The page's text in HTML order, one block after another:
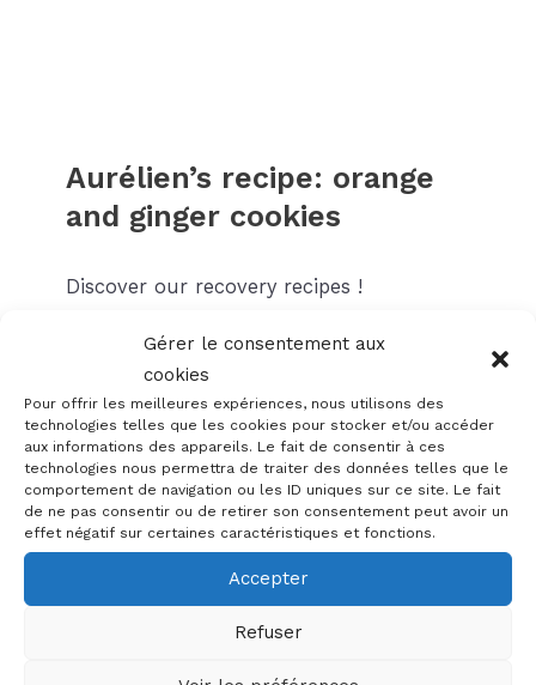
Gérer le consentement aux
cookies
Pour offrir les meilleures expériences, nous utilisons des
technologies telles que les cookies pour stocker et/ou accéder
aux informations des appareils. Le fait de consentir à ces
technologies nous permettra de traiter des données telles que le
comportement de navigation ou les ID uniques sur ce site. Le fait
de ne pas consentir ou de retirer son consentement peut avoir un
effet négatif sur certaines caractéristiques et fonctions.
Accepter
Refuser
Aurélien’s recipe: orange
and ginger cookies
Discover our recovery recipes !
Nearly 40,000 pieces were sold in 2023:
cookies from the bread and breadcrumbs
recovery workshop are a staple of
Partage’s recovery workshops in the fight
against food waste.
Here’s the ingenious recipe for orange
and ginger cookies lovingly crafted by
our chef Aurélien.⬇️